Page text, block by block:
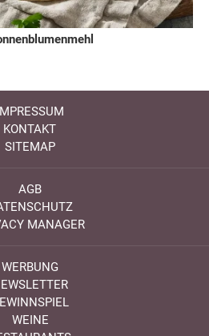
KONTAKT
SITEMAP
AGB
MANAGER
WERBUNG
WEINE